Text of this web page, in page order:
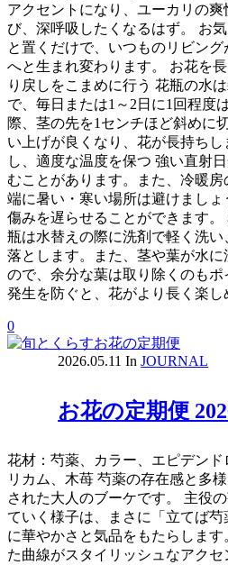
アクセントになり、ユーカリの
び、深呼吸したくなるはず。 お
と置くだけで、いつものリビン
へと生まれ変わります。 お花を
り戻しをこまめに行う 花瓶の水
で、毎日または1～2日に1回程度
際、茎の先を1センチほど斜めに
い上げが良くなり、花が長持ち
し、適度な温度を保つ 強い直射
むことがあります。また、冷暖
端に暑い・寒い場所は避けまし
傷みを遅らせることができます
瓶は水替えの際に洗剤で軽く洗
落とします。また、茎や葉が水
ので、余分な葉は取り除くのも
発生を防ぐと、花がより長く楽し
0
2026.05.11 In JOURNAL
お花の定期便
花材：芍薬、カラー、エピデン
リカム、木苺 芍薬の存在感と多
された大人のブーケです。 主役
ていく様子は、まさに「立てば
に華やかさと気品をもたらしま
た曲線がスタイリッシュなアク